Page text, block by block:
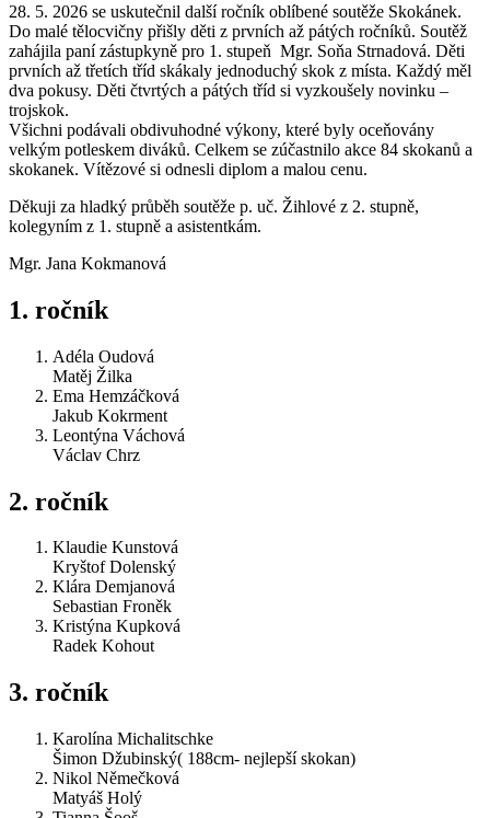
28. 5. 2026 se uskutečnil další ročník oblíbené soutěže Skokánek.
Do malé tělocvičny přišly děti z prvních až pátých ročníků. Soutěž
zahájila paní zástupkyně pro 1. stupeň Mgr. Soňa Strnadová. Děti
prvních až třetích tříd skákaly jednoduchý skok z místa. Každý měl
dva pokusy. Děti čtvrtých a pátých tříd si vyzkoušely novinku –
trojskok.
Všichni podávali obdivuhodné výkony, které byly oceňovány
velkým potleskem diváků. Celkem se zúčastnilo akce 84 skokanů a
skokanek. Vítězové si odnesli diplom a malou cenu.
Děkuji za hladký průběh soutěže p. uč. Žihlové z 2. stupně,
kolegyním z 1. stupně a asistentkám.
Mgr. Jana Kokmanová
1. ročník
Adéla Oudová
Matěj Žilka
Ema Hemzáčková
Jakub Kokrment
Leontýna Váchová
Václav Chrz
2. ročník
Klaudie Kunstová
Kryštof Dolenský
Klára Demjanová
Sebastian Froněk
Kristýna Kupková
Radek Kohout
3. ročník
Karolína Michalitschke
Šimon Džubinský( 188cm- nejlepší skokan)
Nikol Němečková
Matyáš Holý